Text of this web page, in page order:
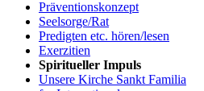
Präventionskonzept
Seelsorge/Rat
Predigten etc. hören/lesen
Exerzitien
Spiritueller Impuls
Unsere Kirche Sankt Familia